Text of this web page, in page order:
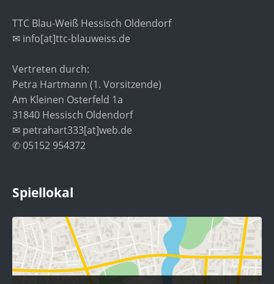
TTC Blau-Weiß Hessisch Oldendorf
✉ info[at]ttc-blauweiss.de
Vertreten durch:
Petra Hartmann (1. Vorsitzende)
Am Kleinen Osterfeld 1a
31840 Hessisch Oldendorf
✉ petrahart333[at]web.de
✆ 05152 954372
Spiellokal